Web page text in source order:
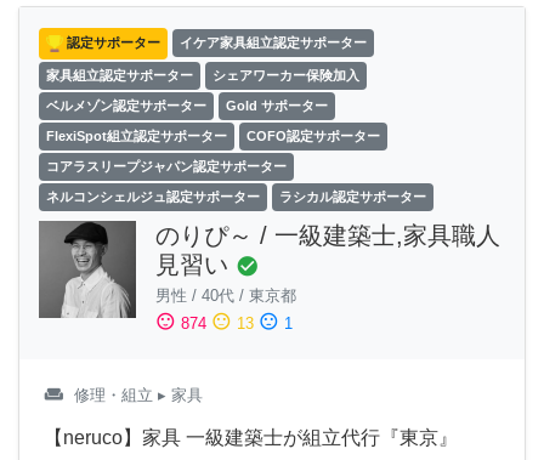
認定サポーター イケア家具組立認定サポーター
家具組立認定サポーター シェアワーカー保険加入
ベルメゾン認定サポーター Gold サポーター
FlexiSpot組立認定サポーター COFO認定サポーター
コアラスリープジャパン認定サポーター
ネルコンシェルジュ認定サポーター ラシカル認定サポーター
のりぴ～ / 一級建築士,家具職人
見習い check_circle
男性 / 40代 / 東京都
sentiment_satisfied 874 sentiment_neutral 13 sentiment_dissatisfied 1
weekend 修理・組立 ▸ 家具
【neruco】家具 一級建築士が組立代行『東京』